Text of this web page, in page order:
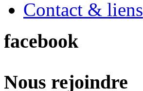
Contact & liens
facebook
Nous rejoindre